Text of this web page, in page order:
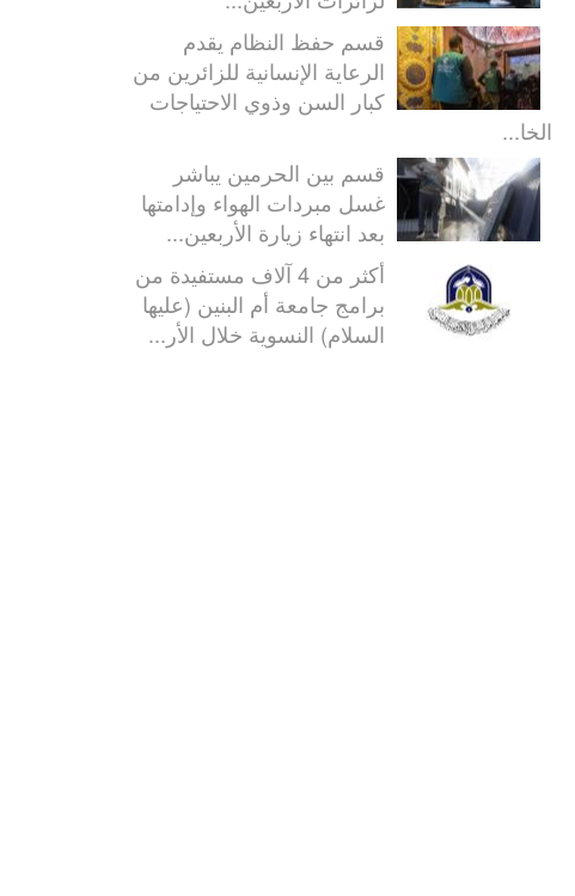
قسم حفظ النظام يقدم
الرعاية الإنسانية للزائرين من
كبار السن وذوي الاحتياجات
الخا...
قسم بين الحرمين يباشر
غسل مبردات الهواء وإدامتها
بعد انتهاء زيارة الأربعين...
أكثر من 4 آلاف مستفيدة من
برامج جامعة أم البنين (عليها
السلام) النسوية خلال الأر...